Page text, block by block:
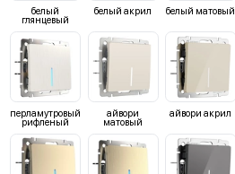
белый
глянцевый
белый акрил белый матовый
перламутровый
рифленый
айвори
матовый
айвори акрил